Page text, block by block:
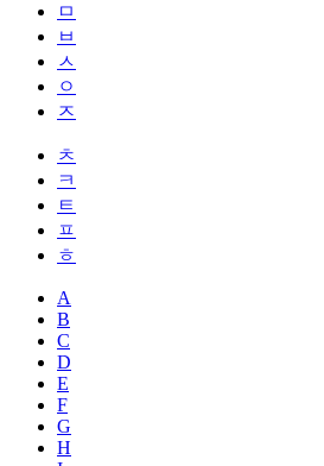
ㅁ
ㅂ
ㅅ
ㅇ
ㅈ
ㅊ
ㅋ
ㅌ
ㅍ
ㅎ
A
B
C
D
E
F
G
H